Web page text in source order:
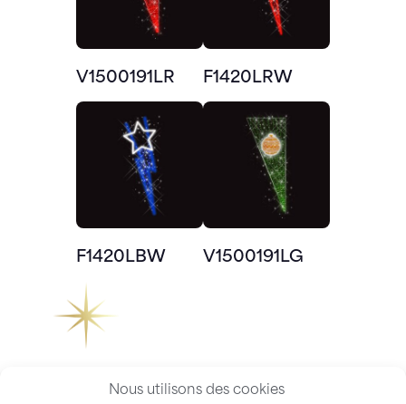
Nous utilisons des cookies
V1500191LR F1420LRW
F1420LBW V1500191LG